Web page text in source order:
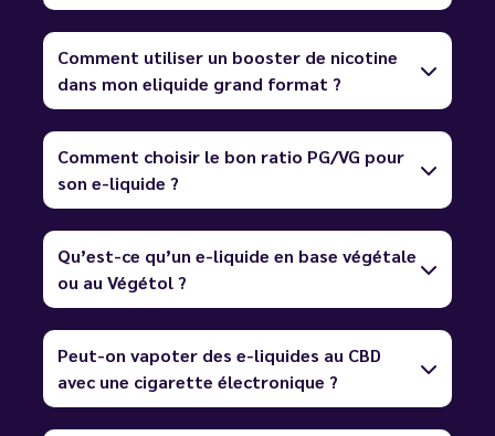
Comment utiliser un booster de nicotine
dans mon eliquide grand format ?
Comment choisir le bon ratio PG/VG pour
son e-liquide ?
Qu’est-ce qu’un e-liquide en base végétale
ou au Végétol ?
Peut-on vapoter des e-liquides au CBD
avec une cigarette électronique ?